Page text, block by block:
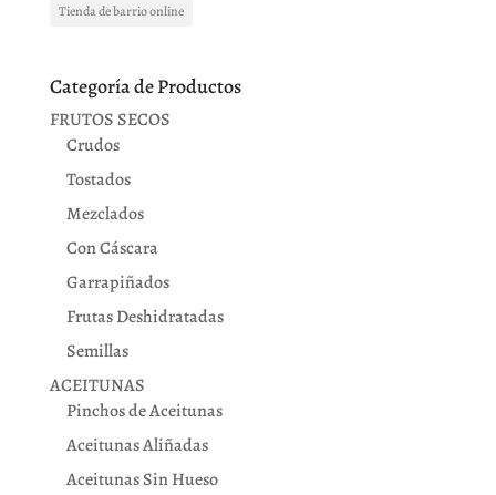
Tienda de barrio online
Categoría de Productos
FRUTOS SECOS
Crudos
Tostados
Mezclados
Con Cáscara
Garrapiñados
Frutas Deshidratadas
Semillas
ACEITUNAS
Pinchos de Aceitunas
Aceitunas Aliñadas
Aceitunas Sin Hueso